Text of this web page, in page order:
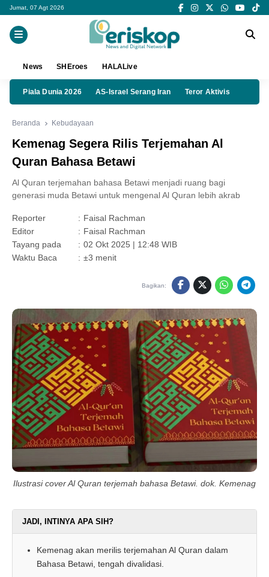
Jumat, 07 Agt 2026
News SHEroes HALALive
Piala Dunia 2026 AS-Israel Serang Iran Teror Aktivis
Beranda Kebudayaan
Kemenag Segera Rilis Terjemahan Al
Quran Bahasa Betawi
Al Quran terjemahan bahasa Betawi menjadi ruang bagi
generasi muda Betawi untuk mengenal Al Quran lebih akrab
Reporter : Faisal Rachman
Editor
: Faisal Rachman
Tayang pada
: 02 Okt 2025 | 12:48 WIB
Waktu Baca
: ±3 menit
Bagikan:
Ilustrasi cover Al Quran terjemah bahasa Betawi. dok. Kemenag
JADI, INTINYA APA SIH?
Kemenag akan merilis terjemahan Al Quran dalam
Bahasa Betawi, tengah divalidasi.